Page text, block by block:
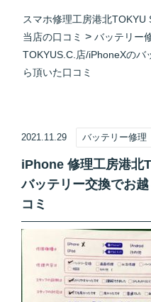
スマホ修理工房港北
当店の口コミ > バッテリー
TOKYUS.C.店/iPhoneXのバ
ら頂いた口コミ
2021.11.29 バッテリー修理
iPhone 修理工房港北
バッテリー交換でお
コミ